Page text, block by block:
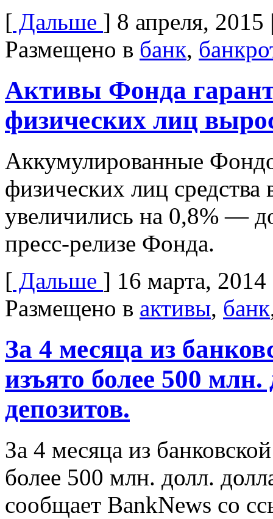
[ Дальше ] 8 апреля, 2015
Размещено в банк,
Активы Фонда
физических лиц
Аккумулированные
физических лиц средства
увеличились на 0,8% —
пресс-релизе Фонда.
[ Дальше ] 16 марта, 2014
Размещено в активы, банк
За 4 месяца из
изъято более 500
депозитов.
За 4 месяца из
более 500 млн. долл.
сообщает BankNews со